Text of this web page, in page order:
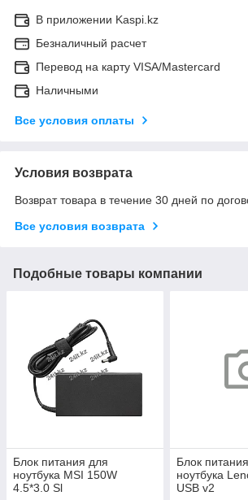
В приложении Kaspi.kz
Безналичный расчет
Перевод на карту VISA/Mastercard
Наличными
Все условия оплаты
Условия возврата
Возврат товара в течение 30 дней по
Все условия возврата
Подобные товары компании
Блок питания для
ноутбука MSI 150W
4.5*3.0 Sl
Блок
ноутбука
USB v2